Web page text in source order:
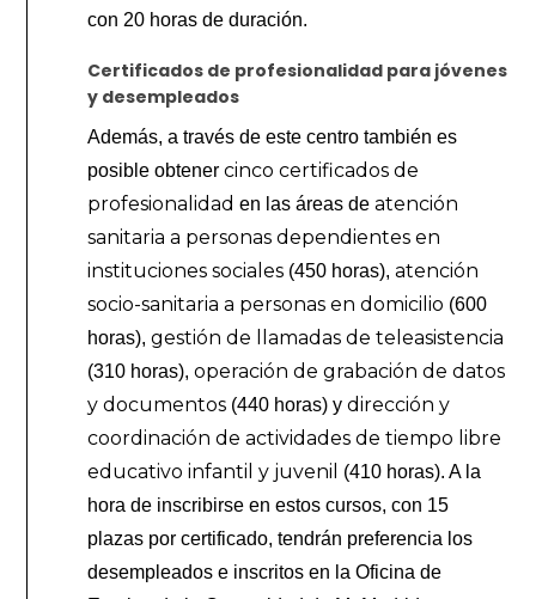
con 20 horas de duración.
Certificados de profesionalidad para jóvenes
y desempleados
Además, a través de este centro también es
posible obtenercinco certificados de
profesionalidad en las áreas de atención
sanitaria a personas dependientes en
instituciones sociales (450 horas),atención
socio-sanitaria a personas en domicilio (600
horas),gestión de llamadas de teleasistencia
(310 horas),operación de grabación de datos
y documentos (440 horas) y dirección y
coordinación de actividades de tiempo libre
educativo infantil y juvenil
(410 horas). A la
hora de inscribirse en estos cursos, con 15
plazas por certificado, tendrán preferencia los
desempleados e inscritos en la Oficina de